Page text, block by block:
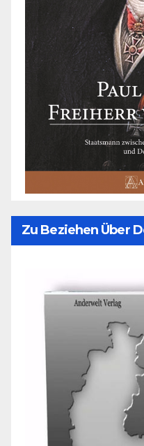
Zu Beziehen Über